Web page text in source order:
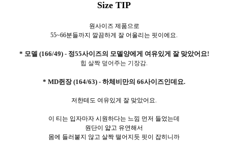
Size TIP
원사이즈 제품으로
55~66분들까지 깔끔하게 잘 어울리는 핏이에요.
* 모델 (166/49) - 정55사이즈의 모델양에게 여유있게 잘 맞았어요!
힙 살짝 덮어주는 기장감.
* MD쥔장 (164/63) - 하체비만의 66사이즈인데요.
저한테도 여유있게 잘 맞았어요.
이 티는 입자마자 시원하다는 느낌 먼저 들었는데
원단이 얇고 유연해서
몸에 들러붙지 않고 살짝 떨어지듯 핏이 잡히니까